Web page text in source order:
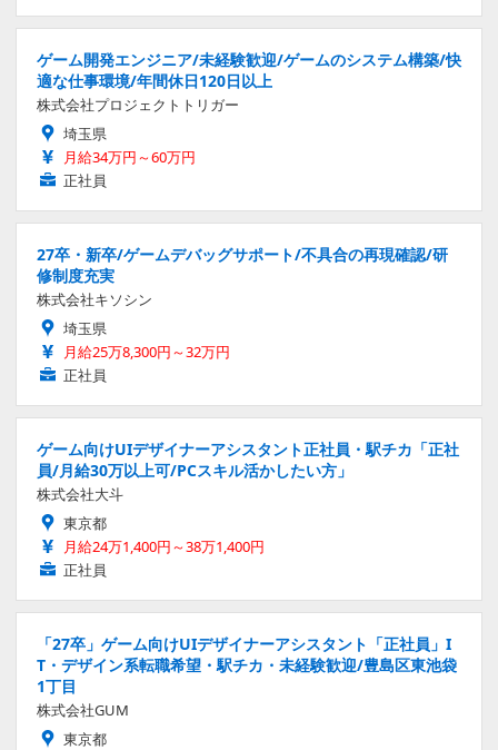
ゲーム開発エンジニア/未経験歓迎/ゲームのシステム構築/快
適な仕事環境/年間休日120日以上
株式会社プロジェクトトリガー
埼玉県
月給34万円～60万円
正社員
27卒・新卒/ゲームデバッグサポート/不具合の再現確認/研
修制度充実
株式会社キソシン
埼玉県
月給25万8,300円～32万円
正社員
ゲーム向けUIデザイナーアシスタント正社員・駅チカ「正社
員/月給30万以上可/PCスキル活かしたい方」
株式会社大斗
東京都
月給24万1,400円～38万1,400円
正社員
「27卒」ゲーム向けUIデザイナーアシスタント「正社員」I
T・デザイン系転職希望・駅チカ・未経験歓迎/豊島区東池袋
1丁目
株式会社GUM
東京都